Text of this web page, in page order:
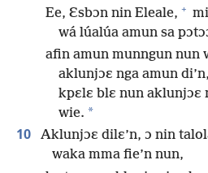
Ee, Ɛsbɔn nin Eleale, +
wá lúalúa amun sa
afin amun munngun nun
aklunjɔɛ nga amun
kpɛlɛ blɛ nun aklunjɔɛ
wie. *
10
Aklunjɔɛ dilɛ’n, ɔ nin
waka mma fie’n nun,